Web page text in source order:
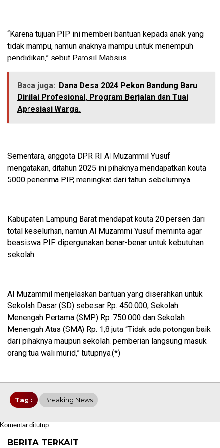
“Karena tujuan PIP ini memberi bantuan kepada anak yang
tidak mampu, namun anaknya mampu untuk menempuh
pendidikan,” sebut Parosil Mabsus.
Baca juga:
Dana Desa 2024 Pekon Bandung Baru
Dinilai Profesional, Program Berjalan dan Tuai
Apresiasi Warga.
Sementara, anggota DPR RI Al Muzammil Yusuf
mengatakan, ditahun 2025 ini pihaknya mendapatkan kouta
5000 penerima PIP, meningkat dari tahun sebelumnya.
Kabupaten Lampung Barat mendapat kouta 20 persen dari
total keselurhan, namun Al Muzammi Yusuf meminta agar
beasiswa PIP dipergunakan benar-benar untuk kebutuhan
sekolah.
Al Muzammil menjelaskan bantuan yang diserahkan untuk
Sekolah Dasar (SD) sebesar Rp. 450.000, Sekolah
Menengah Pertama (SMP) Rp. 750.000 dan Sekolah
Menengah Atas (SMA) Rp. 1,8 juta “Tidak ada potongan baik
dari pihaknya maupun sekolah, pemberian langsung masuk
orang tua wali murid,” tutupnya.(*)
Tag : Breaking News
Komentar ditutup.
BERITA TERKAIT